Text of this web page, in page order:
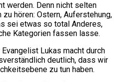
werden. Denn nicht selten
hören: Ostern, Auferstehung,
sei etwas so total Anderes,
Kategorien fassen lasse.
Lukas macht durch
deutlich, dass wir
zu tun haben.